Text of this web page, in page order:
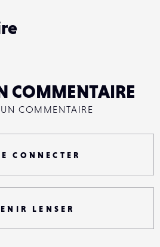
COMMENTAIRE
COMMENTAIRE
CONNECTER
LENSER